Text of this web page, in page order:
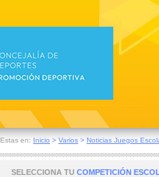
Estas en: Inicio > Varios > Noticias Juegos
SELECCIONA TU COMPETICIÓN